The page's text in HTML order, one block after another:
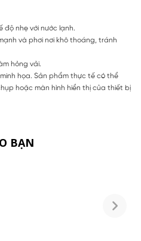
nhẹ với nước lạnh.
và phơi nơi khô thoáng, tránh
hỏng vải.
họa. Sản phẩm thực tế có thể
hoặc màn hình hiển thị của thiết bị
BẠN